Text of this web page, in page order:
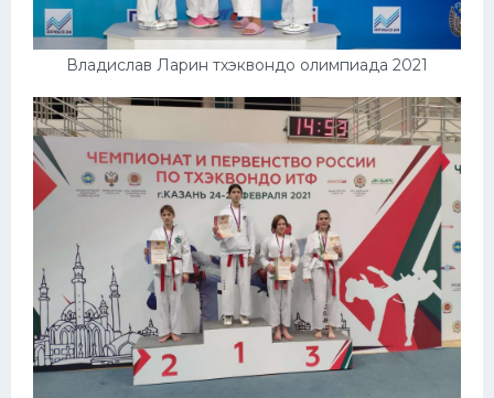
Владислав Ларин тхэквондо олимпиада 2021